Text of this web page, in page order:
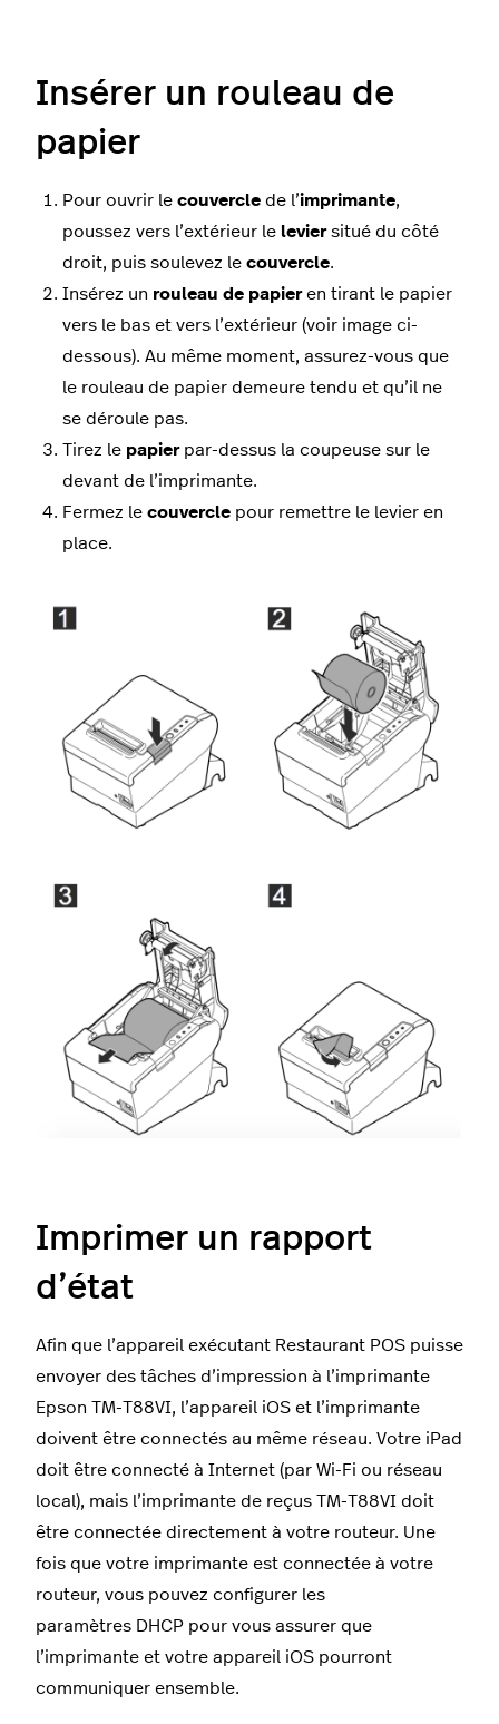
Insérer un rouleau de
papier
Pour ouvrir le couvercle de l’imprimante,
poussez vers l’extérieur le leviersitué du côté
droit, puis soulevez le couvercle.
Insérez un rouleau de papieren tirant le papier
vers le bas et vers l’extérieur (voir image ci-
dessous). Au même moment, assurez-vous que
le rouleau de papier demeure tendu et qu’il ne
se déroule pas.
Tirez le papierpar-dessus la coupeuse sur le
devant de l’imprimante.
Fermez le couvercle pour remettre le levier en
place.
Imprimer un rapport
d’état
Afin que l’appareil exécutant Restaurant POS puisse
envoyer des tâches d’impression à l’imprimante
Epson TM-T88VI, l’appareil iOS et l’imprimante
doivent être connectés au même réseau. Votre iPad
doit être connecté à Internet (par Wi-Fi ou réseau
local), mais l’imprimante de reçus TM-T88VI doit
être connectée directement à votre routeur. Une
fois que votre imprimante est connectée à votre
routeur, vous pouvez configurer les
paramètres DHCP pour vous assurer que
l’imprimante et votre appareil iOS pourront
communiquer ensemble.